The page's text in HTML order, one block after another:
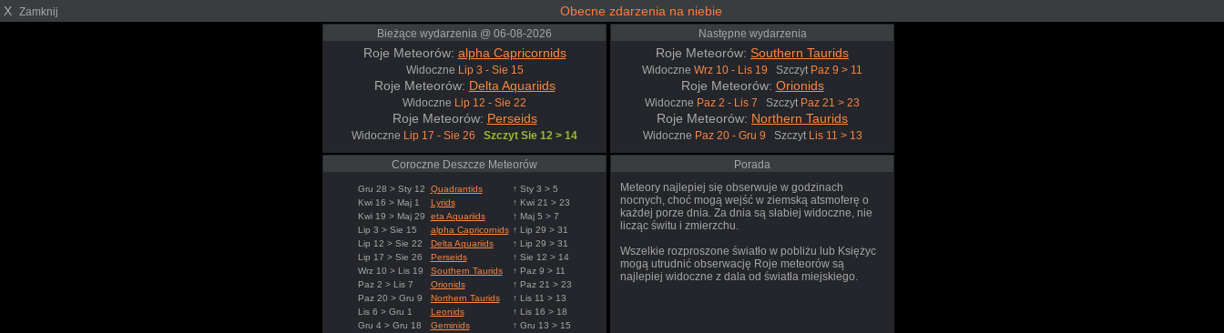
X Zamknij Obecne zdarzenia na niebie
Bieżące wydarzenia @ 06-08-2026
Roje Meteorów: alpha Capricornids
Widoczne Lip 3 - Sie 15
Roje Meteorów: Delta Aquariids
Widoczne Lip 12 - Sie 22
Roje Meteorów: Perseids
Widoczne Lip 17 - Sie 26 Szczyt Sie 12 > 14
Następne wydarzenia
Roje Meteorów: Southern Taurids
Widoczne Wrz 10 - Lis 19 Szczyt Paz 9 > 11
Roje Meteorów: Orionids
Widoczne Paz 2 - Lis 7 Szczyt Paz 21 > 23
Roje Meteorów: Northern Taurids
Widoczne Paz 20 - Gru 9 Szczyt Lis 11 > 13
Coroczne Deszcze Meteorów
Gru 28 > Sty 12 Quadrantids
↑ Sty 3 > 5
Kwi 16 > Maj 1
Lyrids
↑ Kwi 21 > 23
Kwi 19 > Maj 29
eta Aquariids
↑ Maj 5 > 7
Lip 3 > Sie 15
alpha Capricornids ↑ Lip 29 > 31
Lip 12 > Sie 22
Delta Aquariids
↑ Lip 29 > 31
Lip 17 > Sie 26
Perseids
↑ Sie 12 > 14
Wrz 10 > Lis 19
Southern Taurids
↑ Paz 9 > 11
Paz 2 > Lis 7
Orionids
↑ Paz 21 > 23
Paz 20 > Gru 9
Northern Taurids
↑ Lis 11 > 13
Lis 6 > Gru 1
Leonids
↑ Lis 16 > 18
Gru 4 > Gru 18
Geminids
↑ Gru 13 > 15
Porada
Meteory najlepiej się obserwuje w godzinach
nocnych, choć mogą wejść w ziemską atsmoferę o
każdej porze dnia. Za dnia są słabiej widoczne, nie
licząc świtu i zmierzchu.
Wszelkie rozproszone światło w pobliżu lub Księżyc
mogą utrudnić obserwację Roje meteorów są
najlepiej widoczne z dala od światła miejskiego.